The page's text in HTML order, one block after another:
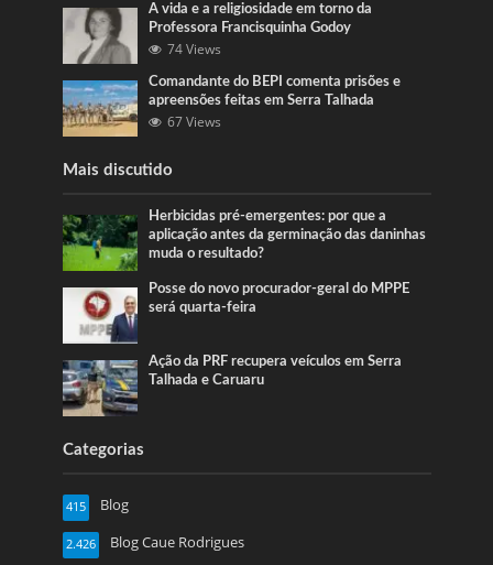
A vida e a religiosidade em torno da
Professora Francisquinha Godoy
74 Views
Comandante do BEPI comenta prisões e
apreensões feitas em Serra Talhada
67 Views
Mais discutido
Herbicidas pré-emergentes: por que a
aplicação antes da germinação das daninhas
muda o resultado?
Posse do novo procurador-geral do MPPE
será quarta-feira
Ação da PRF recupera veículos em Serra
Talhada e Caruaru
Categorias
Blog
415
Blog Caue Rodrigues
2.426